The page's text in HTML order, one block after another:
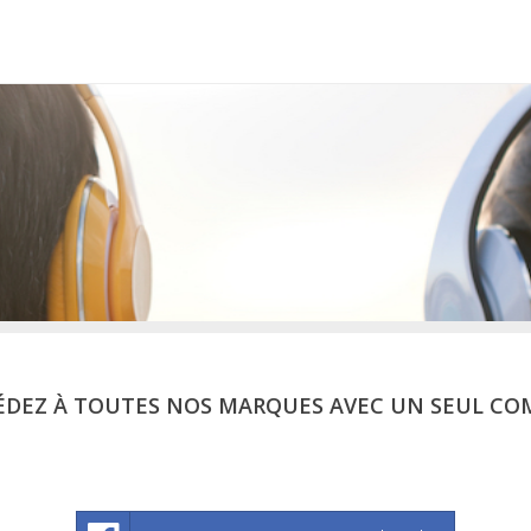
À TOUTES NOS MARQUES AVEC UN SEUL